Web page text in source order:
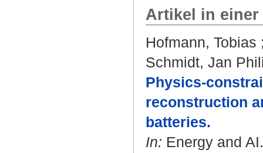
Artikel in
Hofmann, Tobias
Schmidt, Jan
Physics-
reconstruction
batteries.
In: Energy and